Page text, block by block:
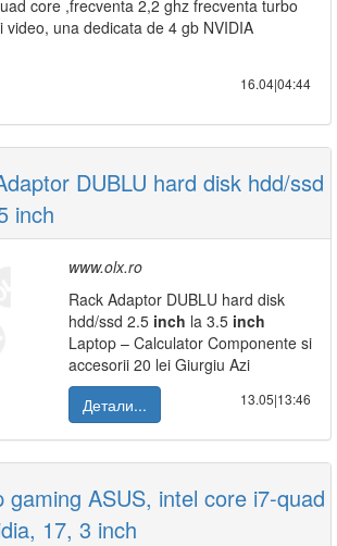
core ,frecventa 2,2 ghz frecventa turbo
video, una dedicata de 4 gb NVIDIA
16.04|04:44
DUBLU hard disk hdd/ssd
inch
www.olx.ro
Rack Adaptor DUBLU hard disk
hdd/ssd 2.5 inch la 3.5 inch
Laptop – Calculator Componente si
accesorii 20 lei Giurgiu Azi
Детали...
13.05|13:46
gaming ASUS, intel core i7-quad
17, 3 inch